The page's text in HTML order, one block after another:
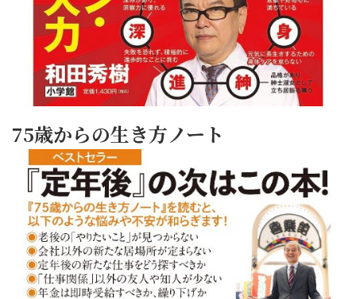
75歳からの生き方ノート